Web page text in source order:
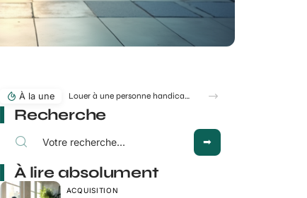
À la une Louer à une personne handicapée change-t-il vraiment le risque d’impayés ?
Recherche
À lire absolument
ACQUISITION